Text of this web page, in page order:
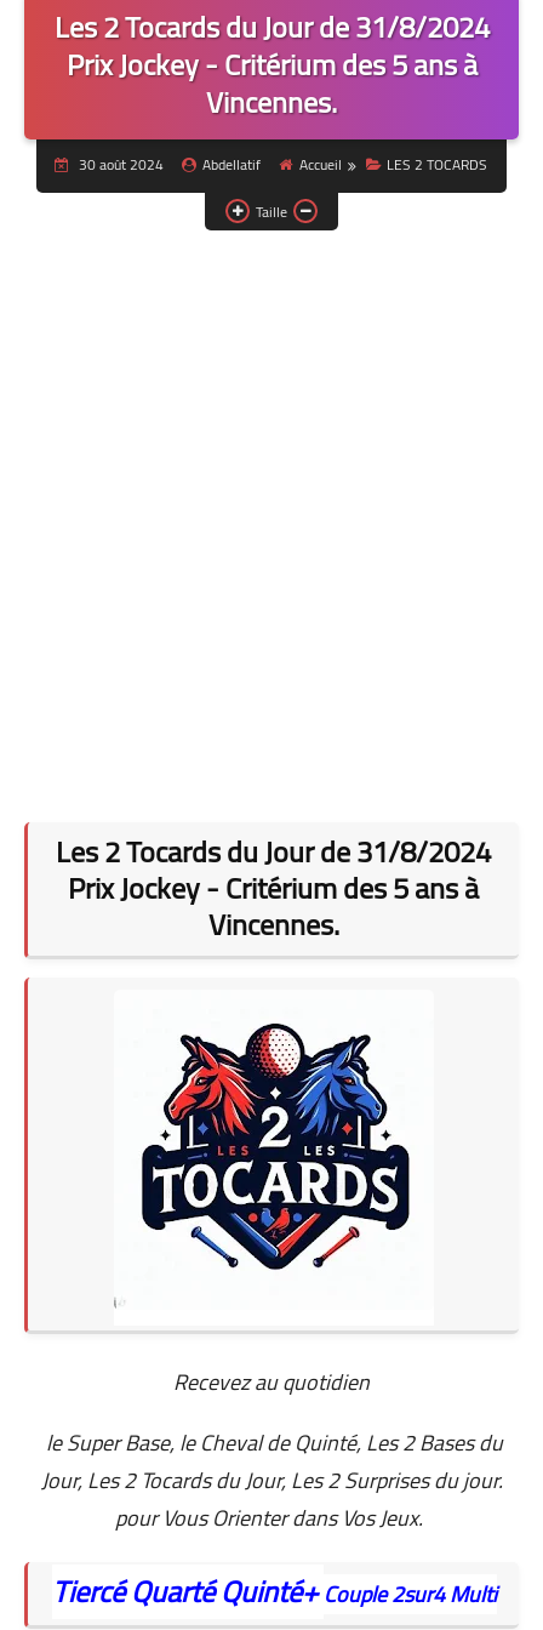
Les 2 Tocards du Jour de 31/8/2024
Prix Jockey - Critérium des 5 ans à
Vincennes.
30 août 2024 Abdellatif Accueil
LES 2 TOCARDS
Taille
Les 2 Tocards du Jour de 31/8/2024
Prix Jockey - Critérium des 5 ans à
Vincennes.
Recevez au quotidien
le Super Base, le Cheval de Quinté, Les 2 Bases du
Jour, Les 2 Tocards du Jour, Les 2 Surprises du jour.
pour Vous Orienter dans Vos Jeux.
TiercéQuartéQuinté+Couple2sur4Multi